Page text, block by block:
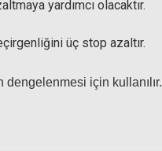
yardımcı olacaktır.
üç stop azaltır.
için kullanılır.